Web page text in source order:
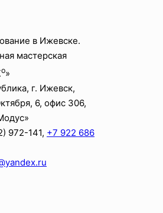
в Ижевске.
мастерская
о»
г. Ижевск,
6, офис 306,
972-141, +7 922 686